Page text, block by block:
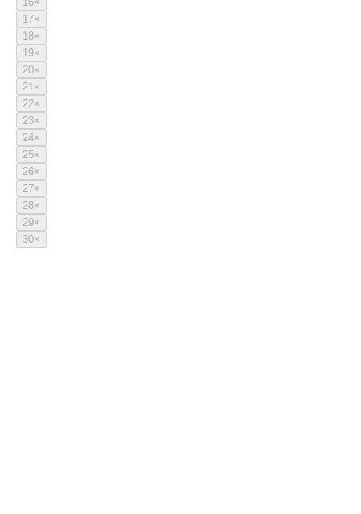
17×
18×
19×
20×
21×
22×
23×
24×
25×
26×
27×
28×
29×
30×